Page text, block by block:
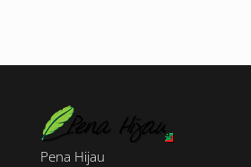
Pena Hijau